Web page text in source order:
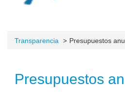
Transparencia Presupuestos
Presupuestos